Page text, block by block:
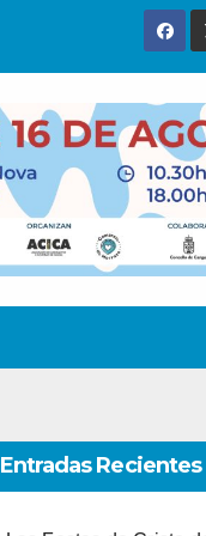
Entradas Recientes